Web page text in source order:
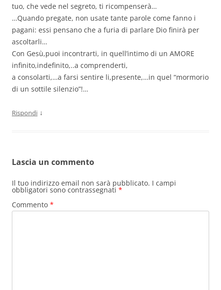
tuo, che vede nel segreto, ti ricompenserà…
…Quando pregate, non usate tante parole come fanno i
pagani: essi pensano che a furia di parlare Dio finirà per
ascoltarli…
Con Gesù,puoi incontrarti, in quell’intimo di un AMORE
infinito,indefinito,..a comprenderti,
a consolarti,…a farsi sentire li,presente,…in quel “mormorio
di un sottile silenzio”!…
Rispondi ↓
Lascia un commento
Il tuo indirizzo email non sarà pubblicato. I campi
obbligatori sono contrassegnati *
Commento *